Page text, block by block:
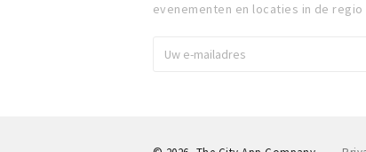
evenementen en locaties in de regio